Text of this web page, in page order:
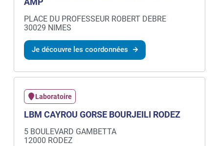
PLACE DU PROFESSEUR ROBERT DEBRE
30029 NIMES
Je découvre les coordonnées
Laboratoire
LBM CAYROU GORSE BOURJEILI RODEZ
5 BOULEVARD GAMBETTA
12000 RODEZ